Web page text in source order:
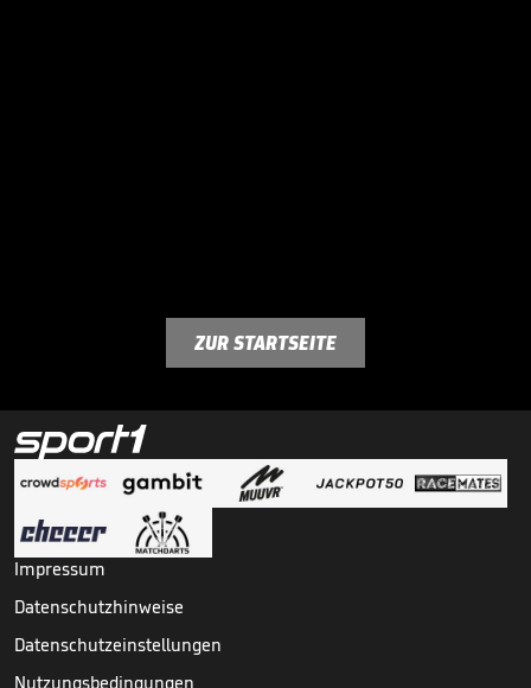
ZUR STARTSEITE
Impressum
Datenschutzhinweise
Datenschutzeinstellungen
Nutzungsbedingungen